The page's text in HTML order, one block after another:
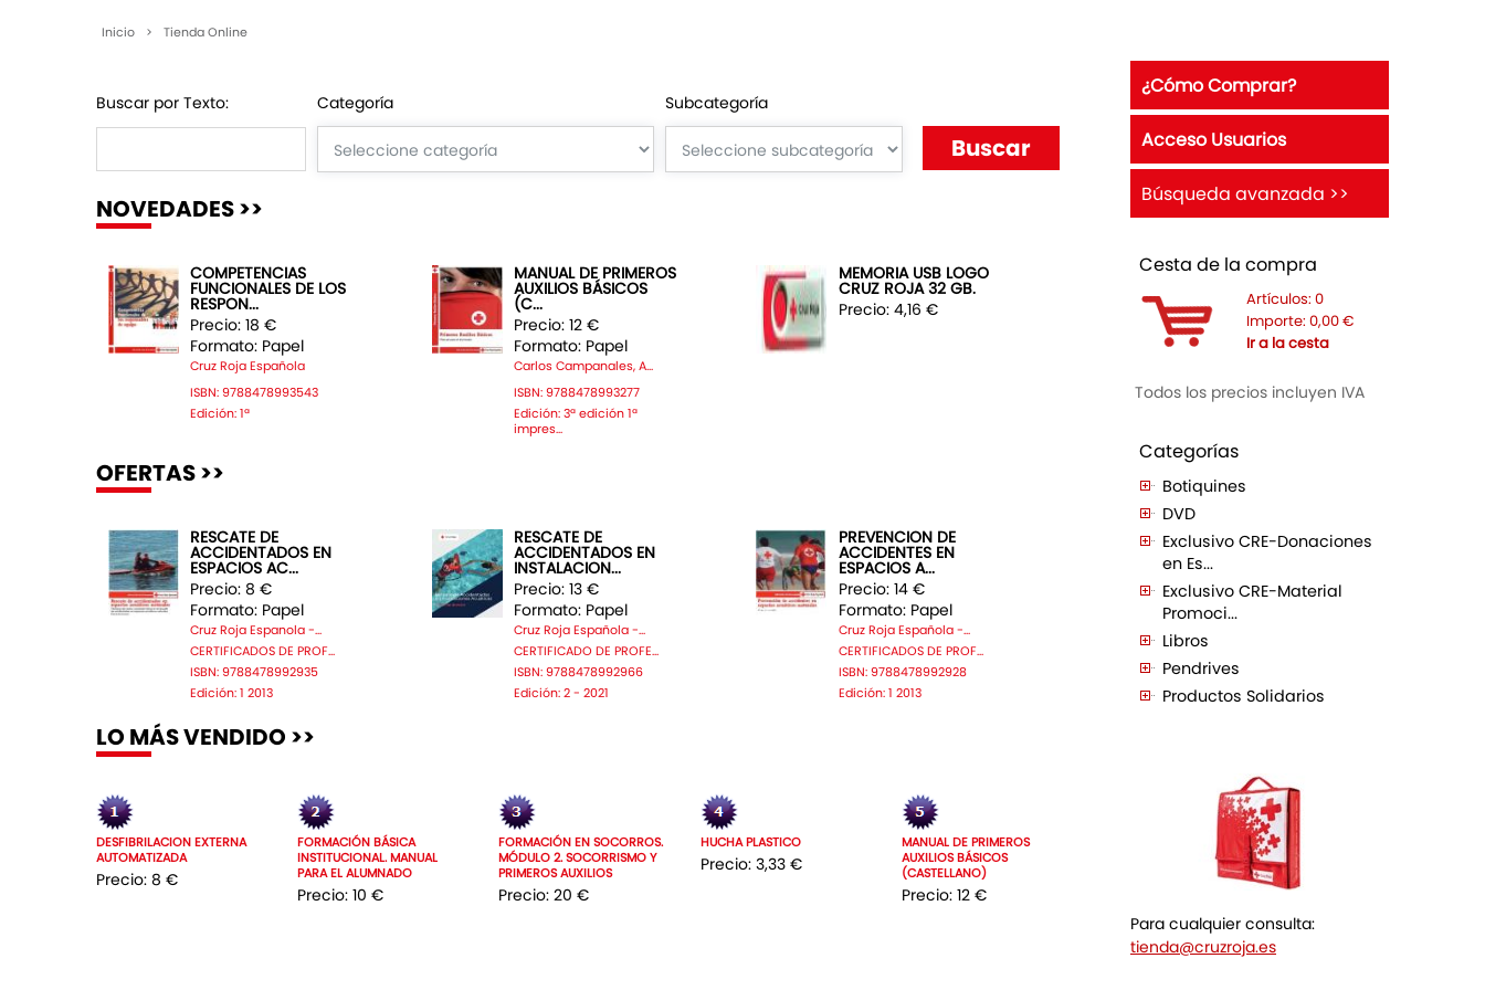
Inicio > Tienda Online
Buscar por Texto: Categoría Subcategoría
NOVEDADES >>
COMPETENCIAS
FUNCIONALES DE LOS
RESPON...
Precio: 18 €
Formato: Papel
Cruz Roja Española
ISBN: 9788478993543
Edición: 1ª
MANUAL DE PRIMEROS
AUXILIOS BÁSICOS
(C...
Precio: 12 €
Formato: Papel
Carlos Campanales, A...
ISBN: 9788478993277
Edición: 3ª edición 1ª
impres...
MEMORIA USB LOGO
CRUZ ROJA 32 GB.
Precio: 4,16 €
OFERTAS >>
RESCATE DE
ACCIDENTADOS EN
ESPACIOS AC...
Precio: 8 €
Formato: Papel
Cruz Roja Espanola -...
CERTIFICADOS DE PROF...
ISBN: 9788478992935
Edición: 1 2013
RESCATE DE
ACCIDENTADOS EN
INSTALACION...
Precio: 13 €
Formato: Papel
Cruz Roja Española -...
CERTIFICADO DE PROFE...
ISBN: 9788478992966
Edición: 2 - 2021
PREVENCION DE
ACCIDENTES EN
ESPACIOS A...
Precio: 14 €
Formato: Papel
Cruz Roja Española -...
CERTIFICADOS DE PROF...
ISBN: 9788478992928
Edición: 1 2013
LO MÁS VENDIDO >>
DESFIBRILACION EXTERNA
AUTOMATIZADA
Precio: 8 €
FORMACIÓN BÁSICA
INSTITUCIONAL. MANUAL
PARA EL ALUMNADO
Precio: 10 €
FORMACIÓN EN SOCORROS.
MÓDULO 2. SOCORRISMO Y
PRIMEROS AUXILIOS
Precio: 20 €
HUCHA PLASTICO
Precio: 3,33 €
MANUAL DE PRIMEROS
AUXILIOS BÁSICOS
(CASTELLANO)
Precio: 12 €
¿Cómo Comprar?
Acceso Usuarios
Búsqueda avanzada >>
Cesta de la compra
Artículos: 0
Importe: 0,00 €
Ir a la cesta
Todos los precios incluyen IVA
Categorías
Botiquines
DVD
Exclusivo CRE-Donaciones
en Es...
Exclusivo CRE-Material
Promoci...
Libros
Pendrives
Productos Solidarios
Para cualquier consulta:
tienda@cruzroja.es